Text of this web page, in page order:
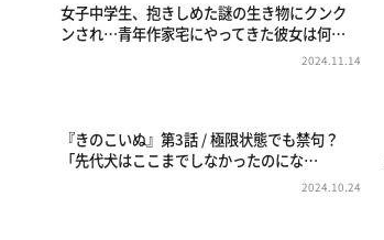
女子中学生、抱きしめた謎の生き物にクンク
ンされ…青年作家宅にやってきた彼女は何…
2024.11.14
『きのこいぬ』第3話 / 極限状態でも禁句？
「先代犬はここまでしなかったのにな…
2024.10.24